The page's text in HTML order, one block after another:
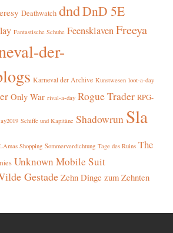
Deathwatch dndDnD 5E
Fantastische Schuhe FeensklavenFreeya
der-
Karneval der Archive Kunstwesen loot-a-day
Only War rival-a-day Rogue Trader RPG-
Schiffe und Kapitäne Shadowrun Sla
Shopping Sommerverdichtung Tage des Ruins The
Unknown Mobile Suit
GestadeZehn Dinge zum Zehnten